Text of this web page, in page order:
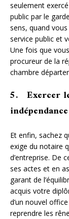
seulement
public par le
sens, quand
service public et
Une fois que
procureur de la
chambre
5. Exercer
indépendance
Et enfin, sachez
exige du notaire
d’entreprise. De
ses actes et en
garant de
acquis votre
d’un nouvel
reprendre les